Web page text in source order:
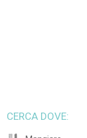
CERCA DOVE: